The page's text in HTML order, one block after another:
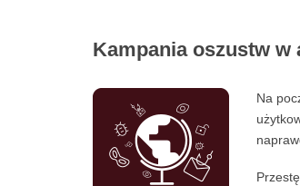
Kampania oszustw
Na